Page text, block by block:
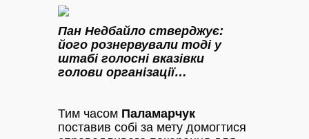
Пан Недбайло стверджує:
його рознервували тоді у
штабі голосні вказівки
голови організації…
Тим часом Паламарчук
поставив собі за мету домогтися